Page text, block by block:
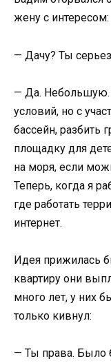
жену с интересом:
— Дачу? Ты
— Да. Небольшую.
условий, но с
бассейн, разбить
площадку для
на моря, если
Теперь, когда я
где работать
интернет.
Идея прижилась
квартиру они
много лет, у них
только кивнул:
— Ты права. Было